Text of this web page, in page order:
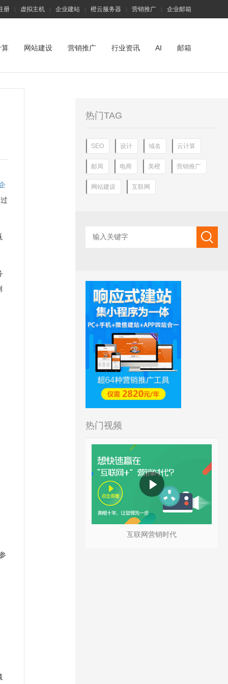
册 | 虚拟主机 | 企业建站 | 橙云服务器 | 营销推广 | 企业邮箱
算 网站建设 营销推广 行业资讯 AI 邮箱
热门TAG
SEO 设计 域名 云计算
邮局 电商 美橙 营销推广
网站建设 互联网
热门视频
互联网营销时代